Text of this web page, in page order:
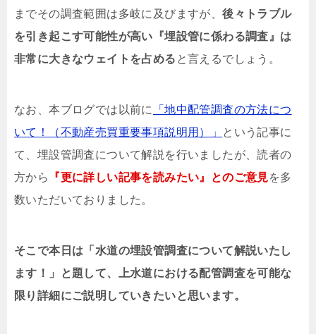
までその調査範囲は多岐に及びますが、後々トラブル
を引き起こす可能性が高い『埋設管に係わる調査』は
非常に大きなウェイトを占める と言えるでしょう。
なお、本ブログでは以前に
「地中配管調査の方法につ
いて！（不動産売買重要事項説明用）」
という記事に
て、埋設管調査について解説を行いましたが、読者の
方から
『更に詳しい記事を読みたい』とのご意見を多
数いただいておりました。
そこで本日は「 水道の埋設管調査について解説いたし
ます！」と題して、上水道における配管調査を可能な
限り詳細にご説明していきたいと思います。